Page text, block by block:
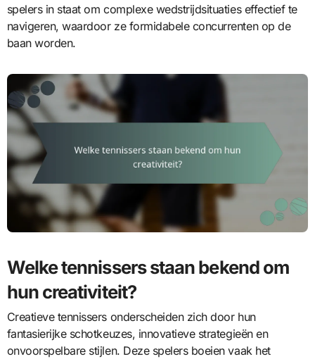
spelers in staat om complexe wedstrijdsituaties effectief te
navigeren, waardoor ze formidabele concurrenten op de
baan worden.
Welke tennissers staan bekend om
hun creativiteit?
Creatieve tennissers onderscheiden zich door hun
fantasierijke schotkeuzes, innovatieve strategieën en
onvoorspelbare stijlen. Deze spelers boeien vaak het